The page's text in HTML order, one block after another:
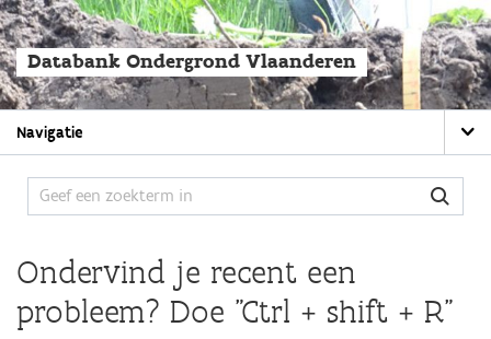
Overslaan
en
naar
de
algemene
inhoud
Databank Ondergrond Vlaanderen
Main
navigation
Navigatie
Ondervind je recent een
probleem? Doe "Ctrl + shift + R"